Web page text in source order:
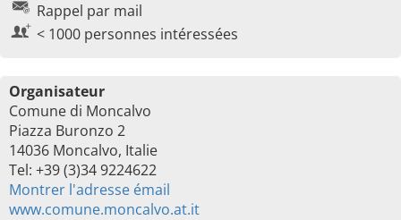
Rappel par mail
< 1000 personnes intéressées
Organisateur
Comune di Moncalvo
Piazza Buronzo 2
14036 Moncalvo, Italie
Tel: +39 (3)34 9224622
Montrer l'adresse émail
www.comune.moncalvo.at.it